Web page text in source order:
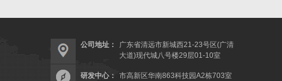
公司地址：
广东省清远市新城西21-23号区(广清
大道)现代城八号楼29层01-10室
研发中心： 市高新区华南863科技园A2栋703室